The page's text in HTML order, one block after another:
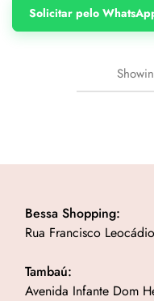
Solicitar pelo
Bessa Shopping:
Rua Francisco
Tambaú:
Avenida Infante Dom